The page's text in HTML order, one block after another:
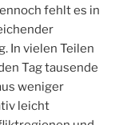
fehlt es in
In vielen Teilen
Tag tausende
weniger
leicht